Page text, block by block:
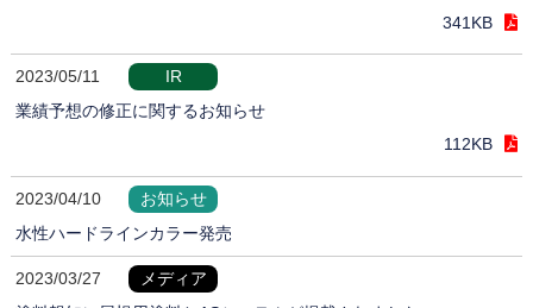
341KB
2023/05/11
IR
業績予想の修正に関するお知らせ
112KB
2023/04/10
お知らせ
水性ハードラインカラー発売
2023/03/27
メディア